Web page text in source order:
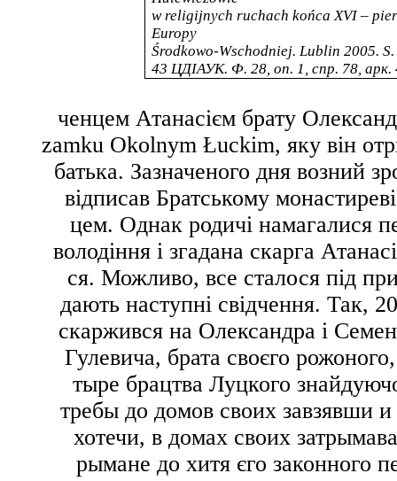
w religijnych ruchach końca XVI –
Europy
Środkowo-Wschodniej. Lublin 2005. S.
43 ЦДІАУК. Ф. 28, оп. 1, спр. 78, арк.
ченцем Атанасієм брату
zamku Okolnym Łuckim, яку він
батька. Зазначеного дня возний
відписав Братському
цем. Однак родичі намагалися
володіння і згадана скарга
ся. Можливо, все сталося під
дають наступні свідчення. Так,
скаржився на Олександра і
Гулевича, брата своєго
тыре брацтва Луцкого
требы до домов своих завзявши
хотечи, в домах своих
рымане до хитя єго законного